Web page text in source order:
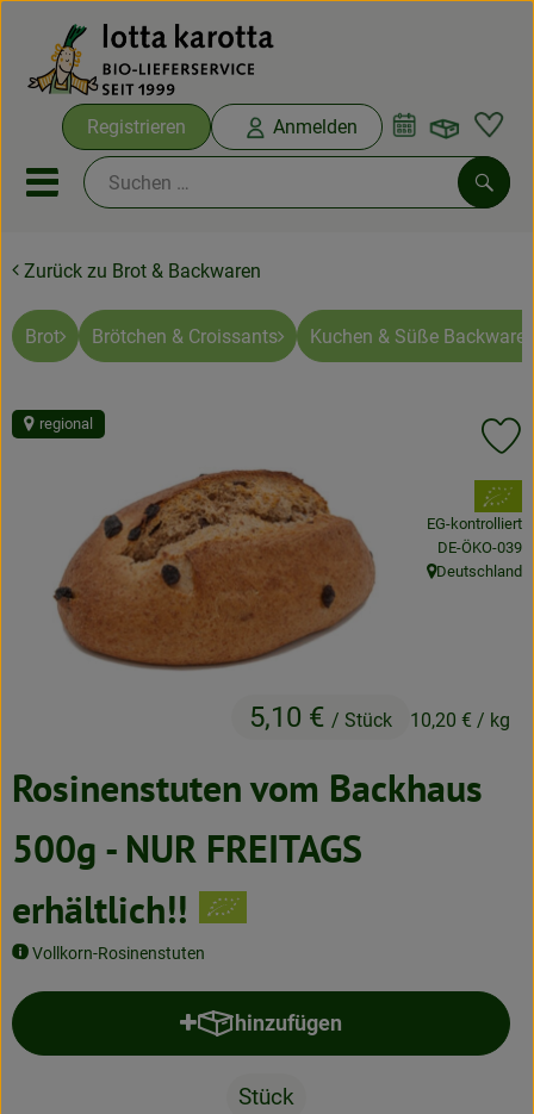
Registrieren Anmelden
Mobiles Menu öffnen oder
Ökokisten
Bio-Kochboxen
Saisonthemen
Neues & Angebote
Obst & Gemüse
Frisches
So gehts
Über uns
Bio-Kochboxen
Zurück zu Brot & Backwaren
Brot Brötchen & Croissants Kuchen & Süße
Rosinenstuten vom Backhaus
500g - NUR FREITAGS
erhältlich!!
Vollkorn-Rosinenstuten
5,10 € / Stück 10,20 € / kg
regional
, Verband:
EG-kontrolliert
, Kontrollstelle:
DE-ÖKO-039
, Herkunft:
Deutschland
hinzufügen
Produkt zum Warenkorb
Stück